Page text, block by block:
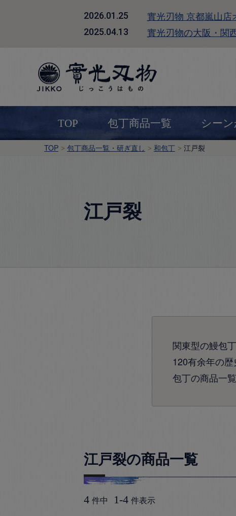
2026.01.25 實光刃物 京都嵐山店
2025.04.13 實光刃物の大阪・関
TOP 包丁商品一覧 シー
TOP 包丁商品一覧・研ぎ直し 和包丁 江戸裂
江戸裂
関東型の鰻包
120有余年の
包丁の商品一覧
江戸裂の商品一覧
4 件中 1-4 件表示